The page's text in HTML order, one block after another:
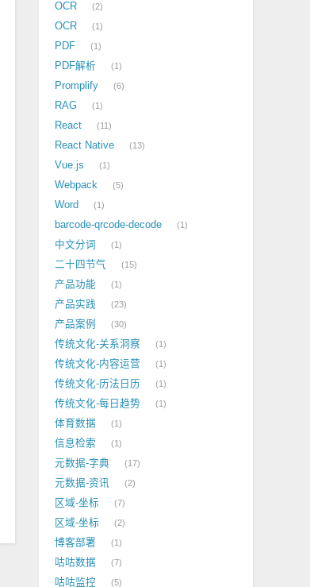
OCR 2
OCR 1
PDF 1
PDF解析 1
Promplify 6
RAG 1
React 11
React Native 13
Vue.js 1
Webpack 5
Word 1
barcode-qrcode-decode 1
中文分词 1
二十四节气 15
产品功能 1
产品实践 23
产品案例 30
传统文化-关系洞察 1
传统文化-内容运营 1
传统文化-历法日历 1
传统文化-每日趋势 1
体育数据 1
信息检索 1
元数据-字典 17
元数据-资讯 2
区域-坐标 7
区域-坐标 2
博客部署 1
咕咕数据 7
咕咕监控 5